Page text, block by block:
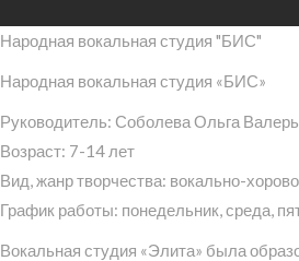
Народная вокальная студия "БИС"
Народная вокальная студия «БИС»
Руководитель: Соболева Ольга
Возраст: 7-14 лет
Вид, жанр творчества: вокально-
График работы: понедельник, среда,
Вокальная студия «Элита» была